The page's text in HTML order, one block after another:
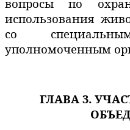
вопросы по
использования
со
уполномоченным
ГЛАВА 3.